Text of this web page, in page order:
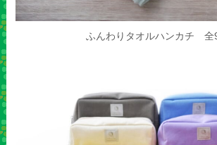
ふんわりタオルハンカチ 全